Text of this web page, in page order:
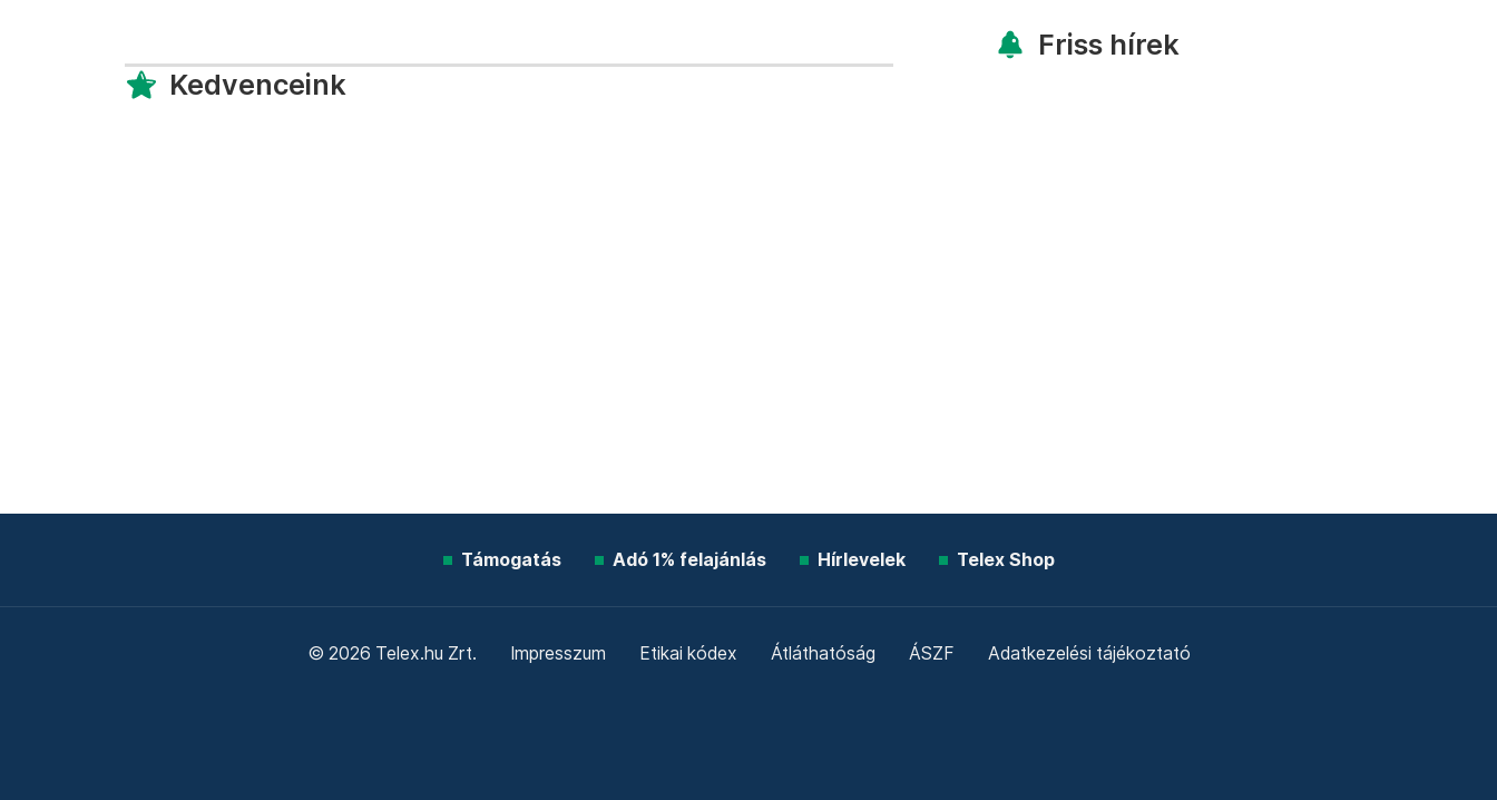
Kedvenceink
Friss hírek
Támogatás Adó 1% felajánlás Hírlevelek Telex Shop
© 2026 Telex.hu Zrt. Impresszum Etikai kódex Átláthatóság ÁSZF Adatkezelési tájékoztató